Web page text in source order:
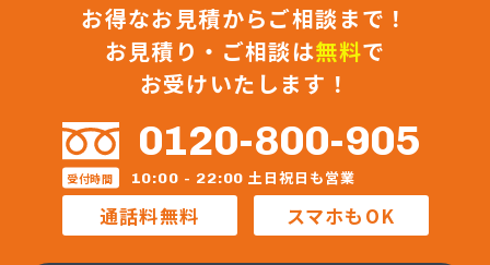
お得なお見積からご相談まで！
お見積り・ご相談は無料で
お受けいたします！
0120-800-905
受付時間 10:00 - 22:00 土日祝日も営業
通話料無料 スマホもOK